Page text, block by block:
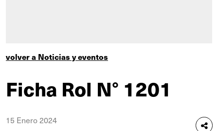
volver a Noticias y eventos
Ficha Rol N° 1201
15 Enero 2024